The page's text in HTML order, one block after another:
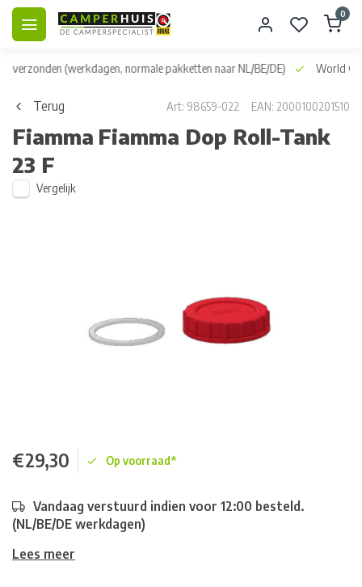
0
verzonden (werkdagen, normale pakketten naar NL/BE/DE) World
Terug Art: 98659-022 EAN: 2000100201510
Fiamma Fiamma Dop Roll-Tank
23 F
Vergelijk
€29,30 Op voorraad*
Vandaag verstuurd indien voor 12:00 besteld.
(NL/BE/DE werkdagen)
Lees meer